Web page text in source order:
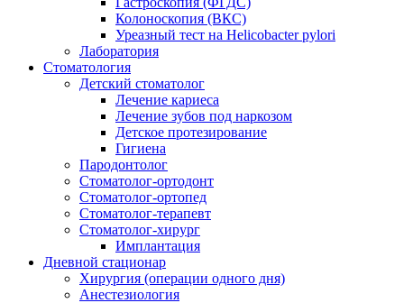
Колоноскопия (ВКС)
Уреазный тест на Helicobacter pylori
Лаборатория
Стоматология
Детский стоматолог
Лечение кариеса
Лечение зубов под наркозом
Детское протезирование
Гигиена
Пародонтолог
Стоматолог-ортодонт
Стоматолог-ортопед
Стоматолог-терапевт
Стоматолог-хирург
Имплантация
Дневной стационар
Хирургия (операции одного дня)
Анестезиология